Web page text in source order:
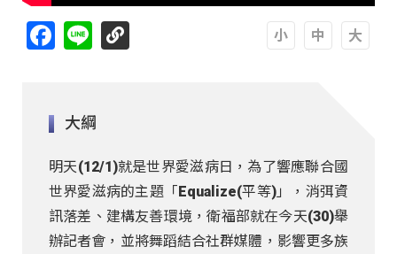
Facebook
Line
大綱
明天(12/1)就是世界愛滋病日，為了響應聯合國
世界愛滋病的主題「Equalize(平等)」，消弭資
訊落差、建構友善環境，衛福部就在今天(30)舉
辦記者會，並將舞蹈結合社群媒體，影響更多族